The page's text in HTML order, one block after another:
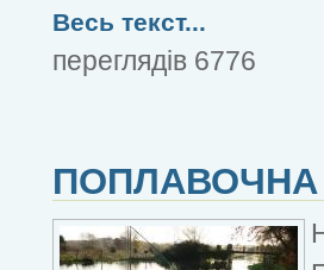
Весь текст...
переглядів 6776
ПОПЛАВОЧНА